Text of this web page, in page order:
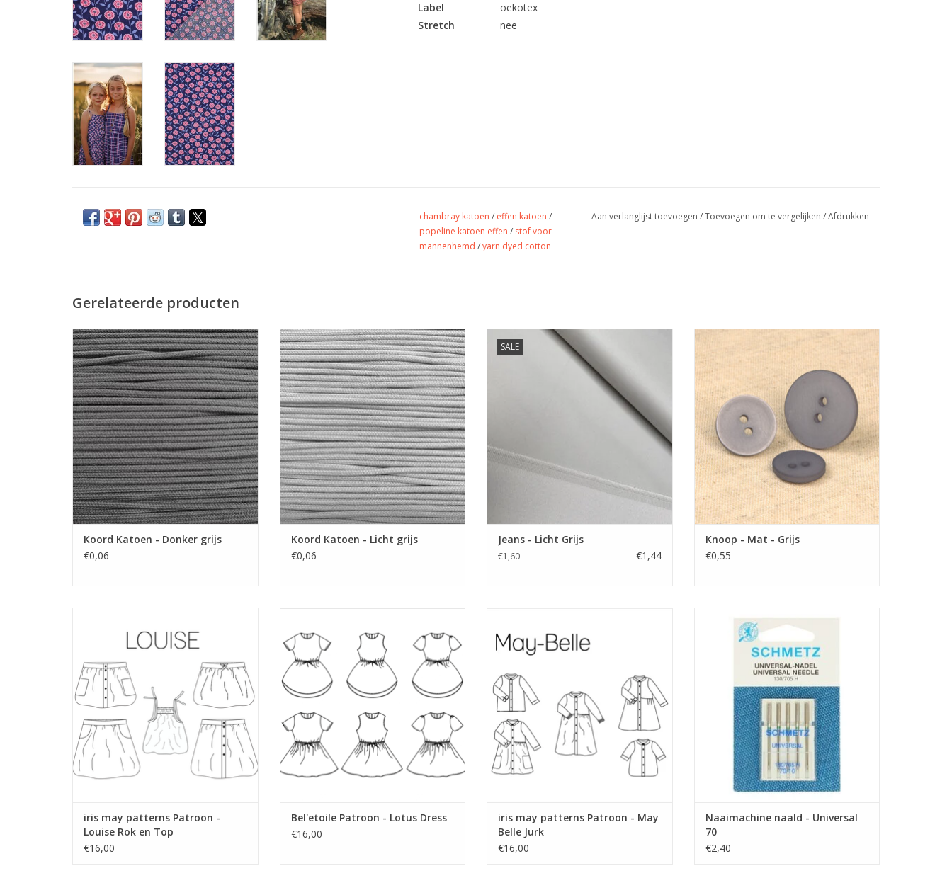
Label
oekotex
Stretch
nee
chambray katoen / effen katoen /
popeline katoen effen / stof voor
mannenhemd /yarn dyed cotton
Aan verlanglijst toevoegen /Toevoegen om te vergelijken /Afdrukken
Gerelateerde producten
Geweven katoenen koord
TOEVOEGEN AAN WINKELWAGEN
Koord Katoen - Donker grijs
€0,06
Geweven katoenen koord
TOEVOEGEN AAN WINKELWAGEN
Koord Katoen - Licht grijs
€0,06
SALE
Prijs per 10 cm.
De mooiste stevige maar soepele jeans
met klein beetje rek. Verkrijgbaar in vele
TOEVOEGEN AAN WINKELWAGEN
Jeans - Licht Grijs
€1,60 €1,44
Vlakke knoop met matte uitstraling
verkrijgbaar in vele kleuren en
TOEVOEGEN AAN WINKELWAGEN
Knoop - Mat - Grijs
€0,55
opties maat 86-158.
TOEVOEGEN AAN WINKELWAGEN
iris may patterns Patroon -
Louise Rok en Top
€16,00
TOEVOEGEN AAN WINKELWAGEN
Bel'etoile Patroon - Lotus Dress
€16,00
TOEVOEGEN AAN WINKELWAGEN
iris may patterns Patroon - May
Belle Jurk
€16,00
Universele machinenaald van Schmetz met
dikte 80 is geschikt voor de meeste
stoffen.
TOEVOEGEN AAN WINKELWAGEN
Naaimachine naald - Universal
70
€2,40